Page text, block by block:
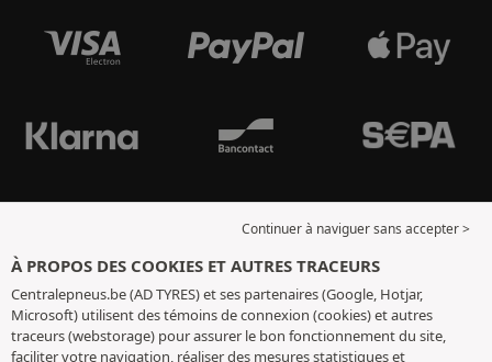
Continuer à naviguer sans accepter >
À PROPOS DES COOKIES ET AUTRES TRACEURS
Centralepneus.be (AD TYRES) et ses partenaires (Google, Hotjar,
Microsoft) utilisent des témoins de connexion (cookies) et autres
traceurs (webstorage) pour assurer le bon fonctionnement du site,
faciliter votre navigation, réaliser des mesures statistiques et